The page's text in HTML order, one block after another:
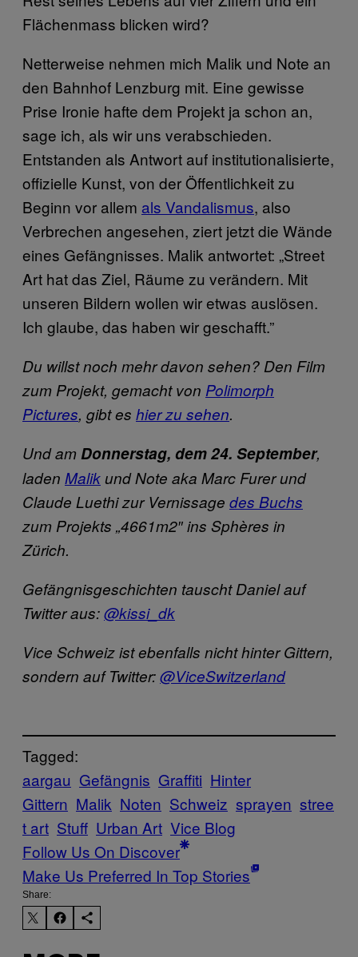
Flächenmass blicken wird?
Netterweise nehmen mich Malik und Note an
den Bahnhof Lenzburg mit. Eine gewisse
Prise Ironie hafte dem Projekt ja schon an,
sage ich, als wir uns verabschieden.
Entstanden als Antwort auf institutionalisierte,
offizielle Kunst, von der Öffentlichkeit zu
Beginn vor allem als Vandalismus, also
Verbrechen angesehen, ziert jetzt die Wände
eines Gefängnisses. Malik antwortet: „Street
Art hat das Ziel, Räume zu verändern. Mit
unseren Bildern wollen wir etwas auslösen.
Ich glaube, das haben wir geschafft.”
Du willst noch mehr davon sehen? Den Film
zum Projekt, gemacht von Polimorph
Pictures, gibt es hier zu sehen.
Und amDonnerstag, dem 24. September,
laden Malikund Note aka Marc Furer und
Claude Luethi zur Vernissage des Buchs
zum Projekts „4661m2″ ins Sphères in
Zürich.
Gefängnisgeschichten tauscht Daniel auf
Twitter aus:@kissi_dk
Vice Schweiz ist ebenfalls nicht hinter Gittern,
sondern auf Twitter:@ViceSwitzerland
Tagged:
aargau Gefängnis Graffiti Hinter
Gittern Malik Noten Schweiz sprayen stree
t art Stuff Urban Art Vice Blog
Follow Us On Discover
Make Us Preferred In Top Stories
Share: